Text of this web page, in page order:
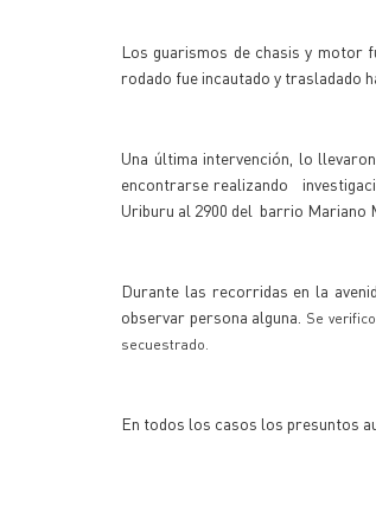
Los guarismos de chasis y motor
rodado fue incautado y trasladado
Una última intervención, lo
encontrarse realizando
Uriburu al 2900 del barrio Mariano
Durante las recorridas en la
observar persona alguna. Se
secuestrado.
En todos los casos los presuntos